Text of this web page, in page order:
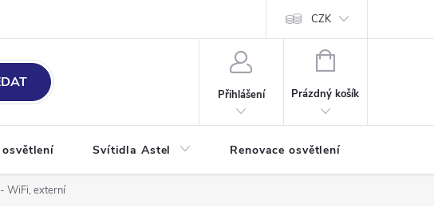
Jak balíme vaše objednávky
CZK
Přihlášení
NÁKUPNÍ
Prázdný košík
Svítidla Astel Renovace osvětlení
WiFi, externí